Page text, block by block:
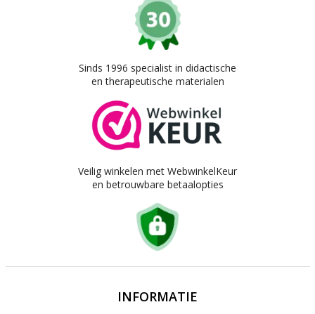
Sinds 1996 specialist in didactische
en therapeutische materialen
Veilig winkelen met WebwinkelKeur
en betrouwbare betaalopties
INFORMATIE